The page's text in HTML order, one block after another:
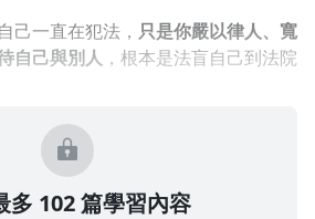
己一直在犯法， 只是你嚴以律人、寬
自己與別人 ，根本是法盲自己到法院
多 102 篇學習內容